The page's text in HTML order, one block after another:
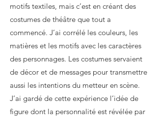
motifs textiles, mais c’est en créant des
costumes de théâtre que tout a
commencé. J’ai corrélé les couleurs, les
matières et les motifs avec les caractères
des personnages. Les costumes servaient
de décor et de messages pour transmettre
aussi les intentions du metteur en scène.
J’ai gardé de cette expérience l’idée de
figure dont la personnalité est révélée par